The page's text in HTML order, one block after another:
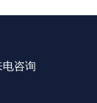
咨询